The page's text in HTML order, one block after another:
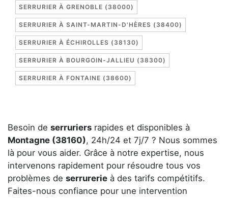
SERRURIER À GRENOBLE (38000)
SERRURIER À SAINT-MARTIN-D'HÈRES (38400)
SERRURIER À ÉCHIROLLES (38130)
SERRURIER À BOURGOIN-JALLIEU (38300)
SERRURIER À FONTAINE (38600)
Besoin de serruriers rapides et disponibles à
Montagne (38160), 24h/24 et 7j/7 ? Nous sommes
là pour vous aider. Grâce à notre expertise, nous
intervenons rapidement pour résoudre tous vos
problèmes de serrurerie à des tarifs compétitifs.
Faites-nous confiance pour une intervention